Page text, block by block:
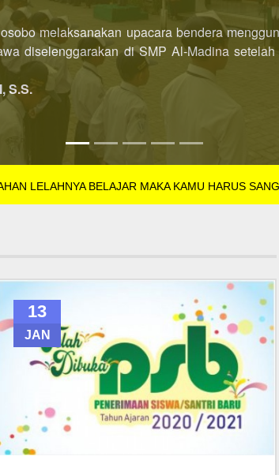
Wonosobo Tahun Pelajaran 2022/2023 kini
Pelajaran 2022/2023 dibuka di semester
S.S.
LELAHNYA BELAJAR MAKA KAMU HARUS
13
JAN